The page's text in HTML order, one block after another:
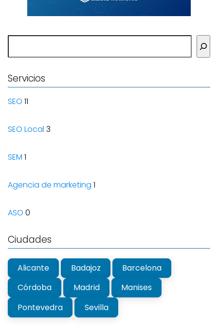
Servicios
SEO 11
SEO Local 3
SEM 1
Agencia de marketing 1
ASO 0
Ciudades
Alicante Badajoz
Barcelona
Córdoba
Madrid
Manises
Pontevedra
Sevilla